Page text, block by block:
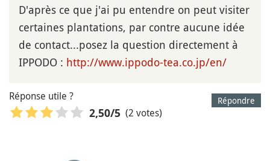
D'après ce que j'ai pu entendre on peut visiter
certaines plantations, par contre aucune idée
de contact...posez la question directement à
IPPODO : http://www.ippodo-tea.co.jp/en/
Répondre
Réponse utile ?
2,50/5 (2 votes)